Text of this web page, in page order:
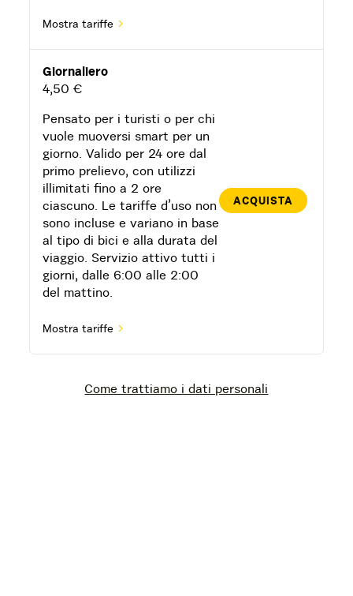
Mostra tariffe
Giornaliero
4,50 €
Pensato per i turisti o per chi
vuole muoversi smart per un
giorno. Valido per 24 ore dal
primo prelievo, con utilizzi
illimitati fino a 2 ore
ciascuno. Le tariffe d’uso non
sono incluse e variano in base
al tipo di bici e alla durata del
viaggio. Servizio attivo tutti i
giorni, dalle 6:00 alle 2:00
del mattino.
Mostra tariffe
ACQUISTA
Come trattiamo i dati personali